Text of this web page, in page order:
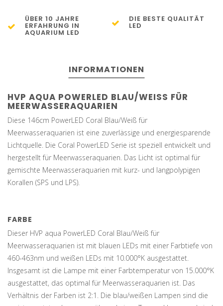
ÜBER 10 JAHRE
ERFAHRUNG IN
AQUARIUM LED
DIE BESTE QUALITÄT
LED
INFORMATIONEN
HVP AQUA POWERLED BLAU/WEISS FÜR M
EERWASSERAQUARIEN
Diese 146cm PowerLED Coral Blau/Weiß für
Meerwasseraquarien ist eine zuverlässige und energiesparende
Lichtquelle. Die Coral PowerLED Serie ist speziell entwickelt und
hergestellt für Meerwasseraquarien. Das Licht ist optimal für
gemischte Meerwasseraquarien mit kurz- und langpolypigen
Korallen (SPS und LPS).
FARBE
Dieser HVP aqua PowerLED Coral Blau/Weiß für
Meerwasseraquarien ist mit blauen LEDs mit einer Farbtiefe von
460-463nm und weißen LEDs mit 10.000°K ausgestattet.
Insgesamt ist die Lampe mit einer Farbtemperatur von 15.000°K
ausgestattet, das optimal für Meerwasseraquarien ist. Das
Verhältnis der Farben ist 2:1. Die blau/weißen Lampen sind die